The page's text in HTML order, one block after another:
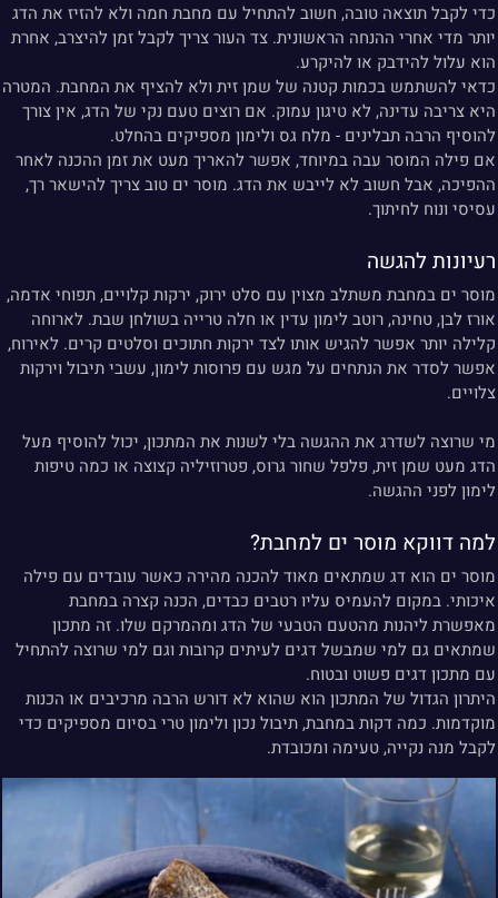
כדי לקבל תוצאה טובה, חשוב להתחיל עם מחבת חמה ולא להזיז את הדג
יותר מדי אחרי ההנחה הראשונית. צד העור צריך לקבל זמן להיצרב, אחרת
הוא עלול להידבק או להיקרע.
כדאי להשתמש בכמות קטנה של שמן זית ולא להציף את המחבת. המטרה
היא צריבה עדינה, לא טיגון עמוק. אם רוצים טעם נקי של הדג, אין צורך
להוסיף הרבה תבלינים - מלח גס ולימון מספיקים בהחלט.
אם פילה המוסר עבה במיוחד, אפשר להאריך מעט את זמן ההכנה לאחר
ההפיכה, אבל חשוב לא לייבש את הדג. מוסר ים טוב צריך להישאר רך,
עסיסי ונוח לחיתוך.
רעיונות להגשה
מוסר ים במחבת משתלב מצוין עם סלט ירוק, ירקות קלויים, תפוחי אדמה,
אורז לבן, טחינה, רוטב לימון עדין או חלה טרייה בשולחן שבת. לארוחה
קלילה יותר אפשר להגיש אותו לצד ירקות חתוכים וסלטים קרים. לאירוח,
אפשר לסדר את הנתחים על מגש עם פרוסות לימון, עשבי תיבול וירקות
צלויים.
מי שרוצה לשדרג את ההגשה בלי לשנות את המתכון, יכול להוסיף מעל
הדג מעט שמן זית, פלפל שחור גרוס, פטרוזיליה קצוצה או כמה טיפות
לימון לפני ההגשה.
למה דווקא מוסר ים למחבת?
מוסר ים הוא דג שמתאים מאוד להכנה מהירה כאשר עובדים עם פילה
איכותי. במקום להעמיס עליו רטבים כבדים, הכנה קצרה במחבת
מאפשרת ליהנות מהטעם הטבעי של הדג ומהמרקם שלו. זה מתכון
שמתאים גם למי שמבשל דגים לעיתים קרובות וגם למי שרוצה להתחיל
עם מתכון דגים פשוט ובטוח.
היתרון הגדול של המתכון הוא שהוא לא דורש הרבה מרכיבים או הכנות
מוקדמות. כמה דקות במחבת, תיבול נכון ולימון טרי בסיום מספיקים כדי
לקבל מנה נקייה, טעימה ומכובדת.